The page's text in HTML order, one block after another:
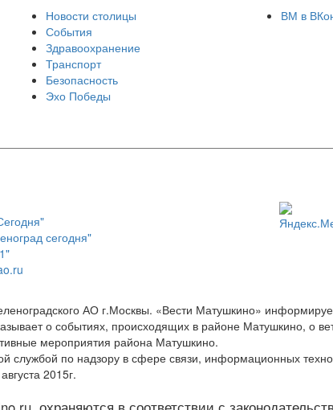
Новости столицы
События
Здравоохранение
Транспорт
Безопасность
Эхо Победы
ВМ в
сегодня"
АО г.Москвы. «Вести Матушкино»
о событиях, происходящих в районе Матушкино, о
мероприятия района Матушкино.
службой по надзору в сфере связи, информационных
2015г.